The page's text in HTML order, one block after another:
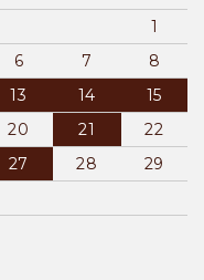
1
6 7
8
13 14
15
20 21
22
27 28
29